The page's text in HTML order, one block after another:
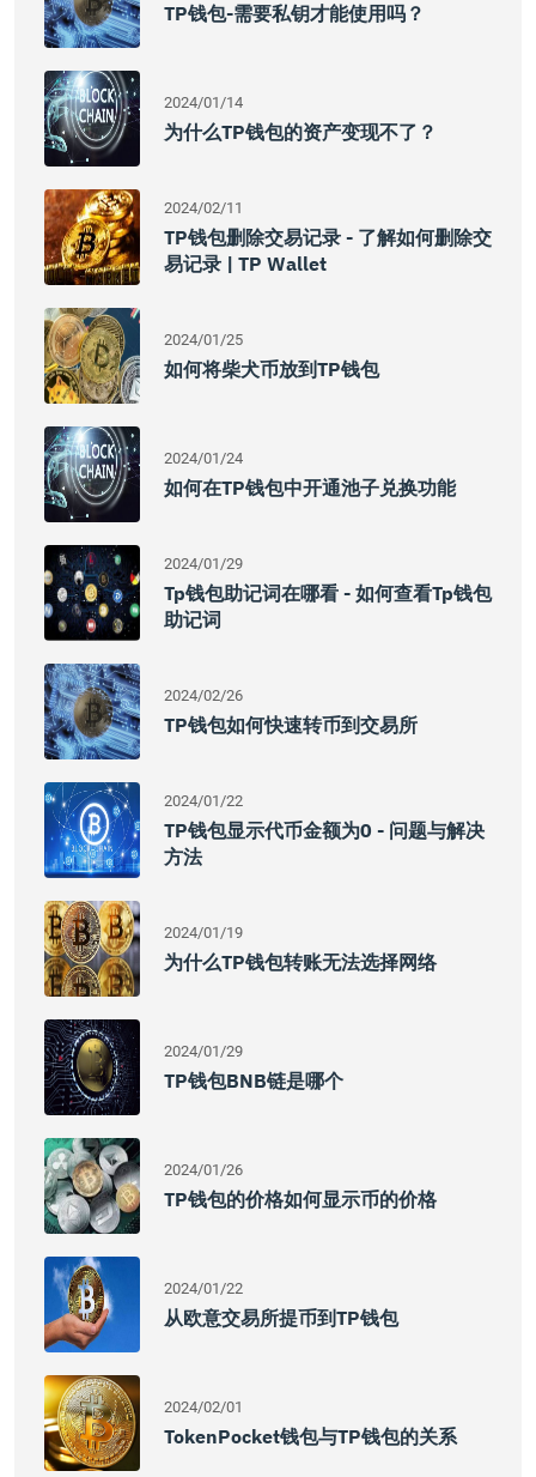
TP钱包-需要私钥才能使用吗？
2024/01/14
为什么TP钱包的资产变现不了？
2024/02/11
TP钱包删除交易记录 - 了解如何删除交
易记录 | TP Wallet
2024/01/25
如何将柴犬币放到TP钱包
2024/01/24
如何在TP钱包中开通池子兑换功能
2024/01/29
Tp钱包助记词在哪看 - 如何查看tp钱包
助记词
2024/02/26
TP钱包如何快速转币到交易所
2024/01/22
TP钱包显示代币金额为0 - 问题与解决
方法
2024/01/19
为什么TP钱包转账无法选择网络
2024/01/29
TP钱包BNB链是哪个
2024/01/26
TP钱包的价格如何显示币的价格
2024/01/22
从欧意交易所提币到TP钱包
2024/02/01
TokenPocket钱包与TP钱包的关系